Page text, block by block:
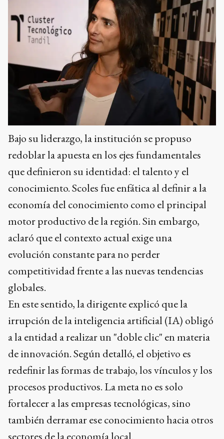
Bajo su liderazgo, la institución se propuso
redoblar la apuesta en los ejes fundamentales
que definieron su identidad: el talento y el
conocimiento. Scoles fue enfática al definir a la
economía del conocimiento como el principal
motor productivo de la región. Sin embargo,
aclaró que el contexto actual exige una
evolución constante para no perder
competitividad frente a las nuevas tendencias
globales.
En este sentido, la dirigente explicó que la
irrupción de la inteligencia artificial (IA) obligó
a la entidad a realizar un "doble clic" en materia
de innovación. Según detalló, el objetivo es
redefinir las formas de trabajo, los vínculos y los
procesos productivos. La meta no es solo
fortalecer a las empresas tecnológicas, sino
también derramar ese conocimiento hacia otros